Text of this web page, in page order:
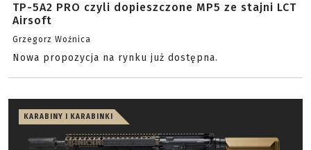
TP-5A2 PRO czyli dopieszczone MP5 ze stajni LCT
Airsoft
Grzegorz Woźnica
Nowa propozycja na rynku już dostępna.
KARABINY I KARABINKI